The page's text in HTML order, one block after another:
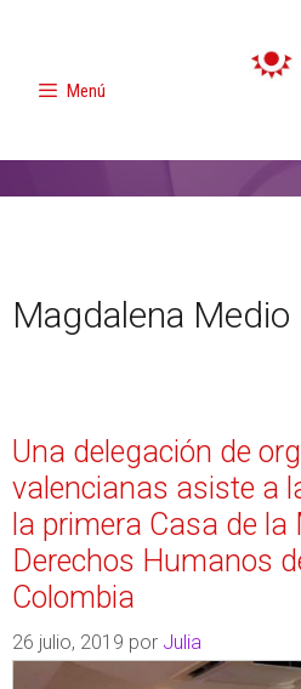
Menú
Magdalena Medio
Una delegación de
valencianas asiste a
la primera Casa de la
Derechos Humanos
Colombia
26 julio, 2019 por Julia